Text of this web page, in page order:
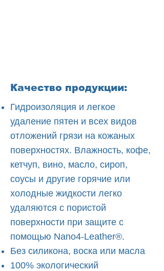
Качество продукции:
Гидроизоляция и легкое
удаление пятен и всех видов
отложений грязи на кожаных
поверхностях. Влажность, кофе,
кетчуп, вино, масло, сироп,
соусы и другие горячие или
холодные жидкости легко
удаляются с пористой
поверхности при защите с
помощью Nano4-Leather®.
Без силикона, воска или масла
100% экологический